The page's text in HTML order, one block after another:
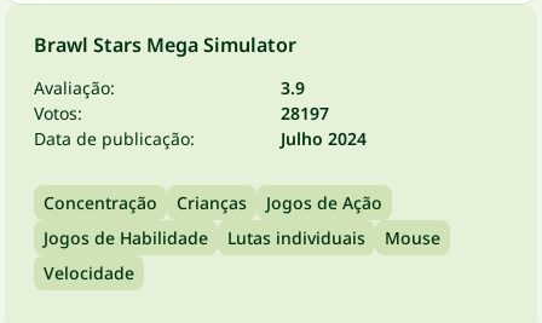
Brawl Stars Mega Simulator
Avaliação:
3.9
Votos:
28197
Data de publicação:
Julho 2024
Concentração Crianças
Jogos de Ação
Jogos de Habilidade
Lutas individuais
Mouse
Velocidade